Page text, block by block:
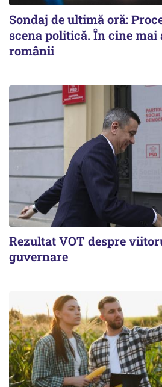
Sondaj de ultimă oră:
scena politică. În cine mai
românii
Rezultat VOT despre
guvernare